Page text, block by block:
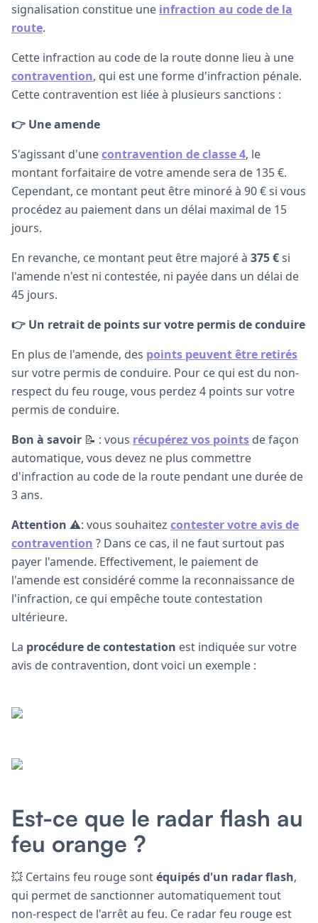
signalisation constitue une infraction au code de la
route.
Cette infraction au code de la route donne lieu à une
contravention, qui est une forme d'infraction pénale.
Cette contravention est liée à plusieurs sanctions :
👉 Une amende
S'agissant d'unecontravention de classe 4, le
montant forfaitaire de votre amende sera de 135 €.
Cependant, ce montant peut être minoré à 90 € si vous
procédez au paiement dans un délai maximal de 15
jours.
En revanche, ce montant peut être majoré à 375 €si
l'amende n'est ni contestée, ni payée dans un délai de
45 jours.
👉 Un retrait de points sur votre permis de conduire
En plus de l'amende, des points peuvent être retirés
sur votre permis de conduire. Pour ce qui est du non-
respect du feu rouge, vous perdez 4 points sur votre
permis de conduire.
Bon à savoir 📝 : vous récupérez vos points de façon
automatique, vous devez ne plus commettre
d'infraction au code de la route pendant une durée de
3 ans.
Attention ⚠️: vous souhaitez contester votre avis de
contravention ? Dans ce cas, il ne faut surtout pas
payer l'amende. Effectivement, le paiement de
l'amende est considéré comme la reconnaissance de
l'infraction, ce qui empêche toute contestation
ultérieure.
La procédure de contestation est indiquée sur votre
avis de contravention, dont voici un exemple :
Est-ce que le radar flash au
feu orange ?
💥 Certains feu rouge sontéquipés d'un radar flash,
qui permet de sanctionner automatiquement tout
non-respect de l'arrêt au feu. Ce radar feu rouge est